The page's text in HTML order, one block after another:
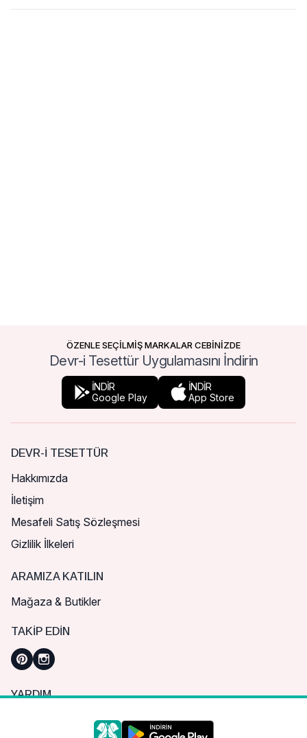
ÖZENLE SEÇİLMİŞ MARKALAR CEBİNİZDE
Devr-i Tesettür Uygulamasını İndirin
İNDİR
Google Play
İNDİR
App Store
DEVR-I TESETTÜR
Hakkımızda
İletişim
Mesafeli Satış Sözleşmesi
Gizlilik İlkeleri
ARAMIZA KATILIN
Mağaza & Butikler
TAKIP EDIN
YARDIM
Sık Sorulan Sorular